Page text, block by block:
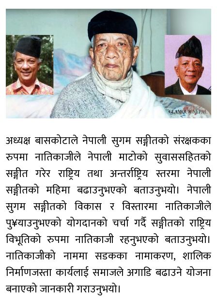
अध्यक्ष बासकोटाले नेपाली सुगम सङ्गीतको संरक्षकका
रुपमा नातिकाजीले नेपाली माटोको सुवाससहितको
सङ्गीत गरेर राष्ट्रिय तथा अन्तर्राष्ट्रिय स्तरमा नेपाली
सङ्गीतको महिमा बढाउनुभएको बताउनुभयो। नेपाली
सुगम सङ्गीतको विकास र विस्तारमा नातिकाजीले
पु¥याउनुभएको योगदानको चर्चा गर्दै सङ्गीतको राष्ट्रिय
विभूतिको रुपमा नातिकाजी रहनुभएको बताउनुभयो।
नातिकाजीको नाममा सडकका नामाकरण, शालिक
निर्माणजस्ता कार्यलाई समाजले अगाडि बढाउने योजना
बनाएको जानकारी गराउनुभयो।